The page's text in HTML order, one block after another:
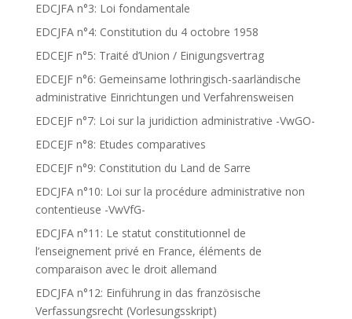
EDCJFA n°3: Loi fondamentale
EDCJFA n°4: Constitution du 4 octobre 1958
EDCEJF n°5: Traité d’Union / Einigungsvertrag
EDCEJF n°6: Gemeinsame lothringisch-saarländische
administrative Einrichtungen und Verfahrensweisen
EDCEJF n°7: Loi sur la juridiction administrative -VwGO-
EDCEJF n°8: Etudes comparatives
EDCEJF n°9: Constitution du Land de Sarre
EDCJFA n°10: Loi sur la procédure administrative non
contentieuse -VwVfG-
EDCJFA n°11: Le statut constitutionnel de
l’enseignement privé en France, éléments de
comparaison avec le droit allemand
EDCJFA n°12: Einführung in das französische
Verfassungsrecht (Vorlesungsskript)